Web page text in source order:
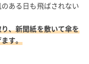
ある日も飛ばされない
、新聞紙を敷いて傘を
す。